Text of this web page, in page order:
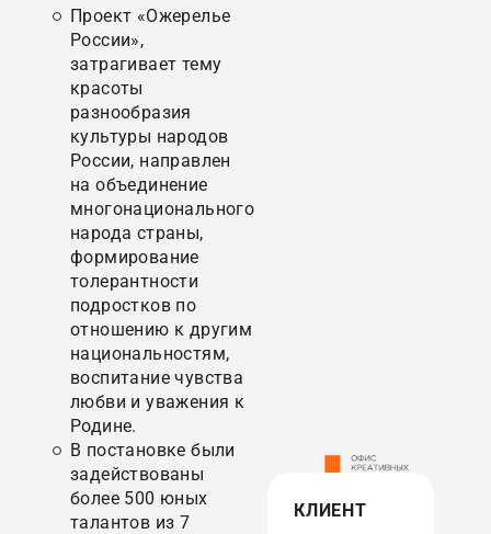
Проект «Ожерелье
России»,
затрагивает тему
красоты
разнообразия
культуры народов
России, направлен
на объединение
многонационального
народа страны,
формирование
толерантности
подростков по
отношению к другим
национальностям,
воспитание чувства
любви и уважения к
Родине.
В постановке были
задействованы
более 500 юных
талантов из 7
КЛИЕНТ